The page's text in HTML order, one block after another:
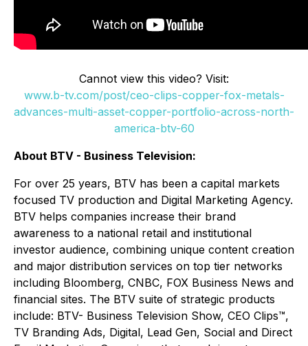
Cannot view this video? Visit:
www.b-tv.com/post/ceo-clips-copper-fox-metals-
advances-multi-asset-copper-portfolio-across-north-
america-btv-60
About BTV - Business Television:
For over 25 years, BTV has been a capital markets
focused TV production and Digital Marketing Agency.
BTV helps companies increase their brand
awareness to a national retail and institutional
investor audience, combining unique content creation
and major distribution services on top tier networks
including Bloomberg, CNBC, FOX Business News and
financial sites. The BTV suite of strategic products
include: BTV- Business Television Show, CEO Clips™,
TV Branding Ads, Digital, Lead Gen, Social and Direct